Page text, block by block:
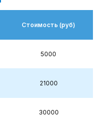
Стоимость (руб)
5000
21000
30000